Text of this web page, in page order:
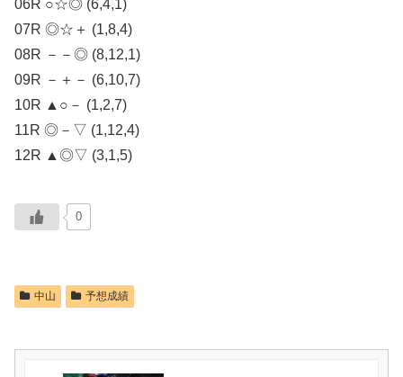
06R ○☆◎ (6,4,1)
07R ◎☆＋ (1,8,4)
08R －－◎ (8,12,1)
09R －＋－ (6,10,7)
10R ▲○－ (1,2,7)
11R ◎－▽ (1,12,4)
12R ▲◎▽ (3,1,5)
0
中山 予想成績